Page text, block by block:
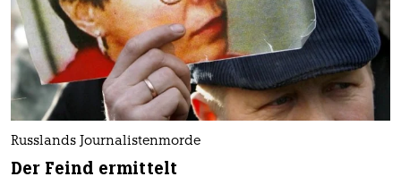
Russlands Journalistenmorde
Der Feind ermittelt